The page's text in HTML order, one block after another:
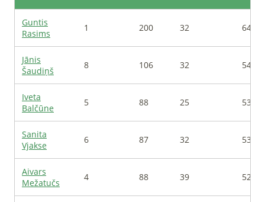
Guntis
Rasims
1 200 32 643
Jānis
Šaudiņš
8 106 32 549
Iveta
Balčūne
5 88 25 538
Sanita
Vjakse
6 87 32 530
Aivars
Mežatučs
4 88 39 524